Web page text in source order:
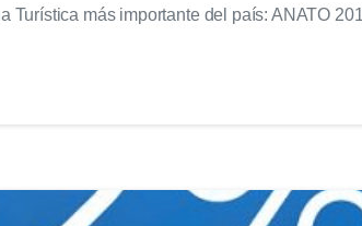
Turística más importante del país: ANATO